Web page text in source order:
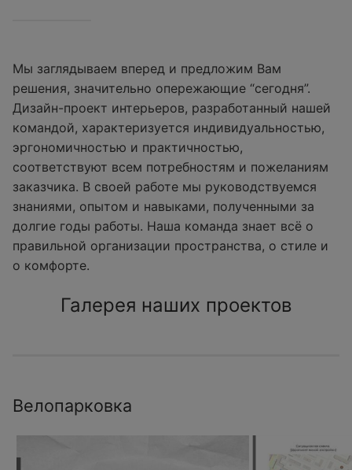
Мы заглядываем вперед и предложим Вам
решения, значительно опережающие “сегодня”.
Дизайн-проект интерьеров, разработанный нашей
командой, характеризуется индивидуальностью,
эргономичностью и практичностью,
соответствуют всем потребностям и пожеланиям
заказчика. В своей работе мы руководствуемся
знаниями, опытом и навыками, полученными за
долгие годы работы. Наша команда знает всё о
правильной организации пространства, о стиле и
о комфорте.
Галерея наших проектов
Велопарковка